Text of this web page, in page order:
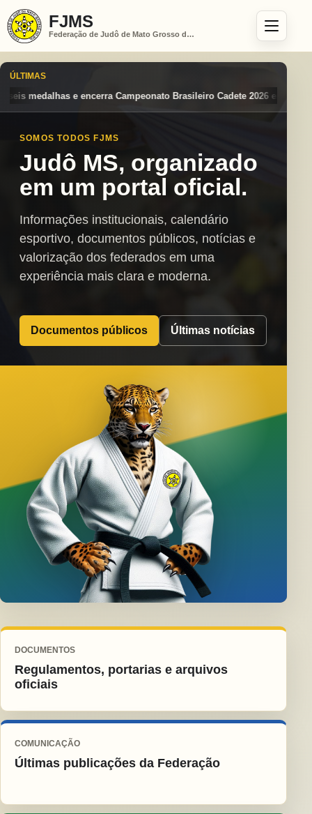
FJMS
Federação de Judô de Mato Grosso do Sul
ÚLTIMAS
Brasileiro Cadete 2026 entre os destaques nacionais Mato Grosso
SOMOS TODOS FJMS
Judô MS, organizado
em um portal oficial.
Informações institucionais, calendário
esportivo, documentos públicos, notícias e
valorização dos federados em uma
experiência mais clara e moderna.
Documentos públicos Últimas notícias
DOCUMENTOS
Regulamentos, portarias e arquivos
oficiais
COMUNICAÇÃO
Últimas publicações da Federação